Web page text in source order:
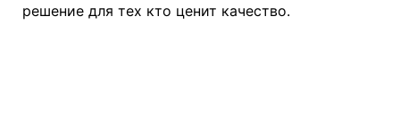
решение для тех кто ценит качество.